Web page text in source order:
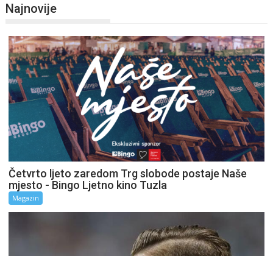
Najnovije
Četvrto ljeto zaredom Trg slobode postaje Naše
mjesto - Bingo Ljetno kino Tuzla
Magazin